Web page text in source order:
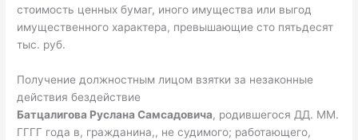
стоимость ценных бумаг, иного имущества или выгод
имущественного характера, превышающие сто пятьдесят
тыс. руб.
Получение должностным лицом взятки за незаконные
действия бездействие
Батцалигова Руслана Самсадовича, родившегося ДД. ММ.
ГГГГ года в, гражданина,, не судимого; работающего,